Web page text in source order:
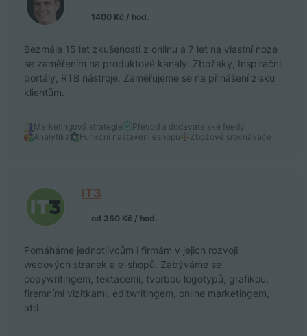
1400 Kč / hod.
Bezmála 15 let zkušeností z onlinu a 7 let na vlastní noze
se zaměřením na produktové kanály. Zbožáky, Inspirační
portály, RTB nástroje. Zaměřujeme se na přinášení zisku
klientům.
Marketingová strategie
Převod a dodavatelské feedy
Analytika
Funkční nastavení eshopu Zbožové srovnávače
IT3
od 350 Kč / hod.
Pomáháme jednotlivcům i firmám v jejich rozvoji
webových stránek a e-shopů. Zabýváme se
copywritingem, textacemi, tvorbou logotypů, grafikou,
firemními vizitkami, editwritingem, online marketingem,
atd.